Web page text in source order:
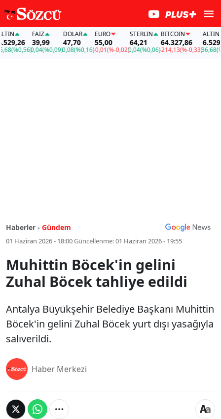
(%0,56)
FAİZ
39,99
0,04(%0,09)
DOLAR
47,70
0,08(%0,16)
EURO
55,00
-0,01(%-0,02)
STERLIN
64,21
0,04(%0,06)
BITCOIN
64.327,86
-214,13(%-0,33)
ALTIN
36,68
Haberler - Gündem
01 Haziran 2026 - 18:00Güncellenme:01 Haziran 2026 - 19:55
Muhittin Böcek'in gelini
Zuhal Böcek tahliye edildi
Antalya Büyükşehir Belediye Başkanı Muhittin
Böcek'in gelini Zuhal Böcek yurt dışı yasağıyla
salıverildi.
Haber Merkezi